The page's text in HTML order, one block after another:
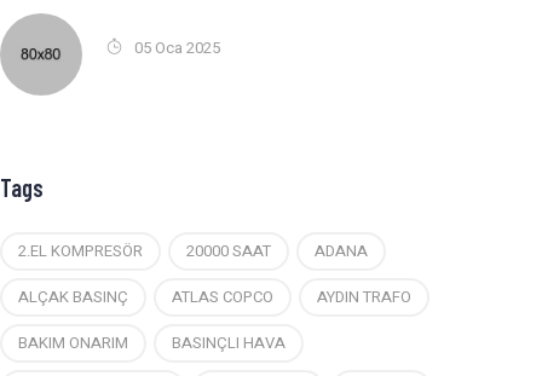
05 Oca 2025
Tags
2.EL KOMPRESÖR 20000 SAAT
ADANA
ALÇAK BASINÇ
ATLAS COPCO
AYDIN TRAFO
BAKIM ONARIM
BASINÇLI HAVA